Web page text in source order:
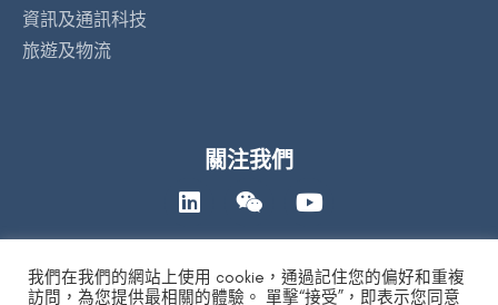
資訊及通訊科技
旅遊及物流
關注我們
聯絡我們
我們在我們的網站上使用 cookie，通過記住您的偏好和重複
訪問，為您提供最相關的體驗。 單擊“接受”，即表示您同意